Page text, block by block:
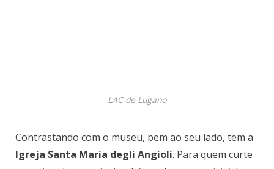
LAC de Lugano
Contrastando com o museu, bem ao seu lado, tem a
Igreja Santa Maria degli Angioli. Para quem curte